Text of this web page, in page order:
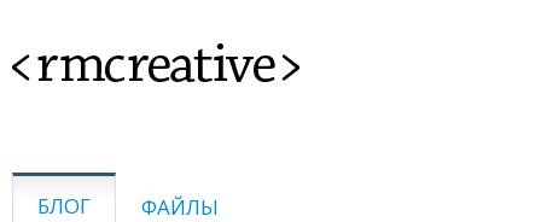
<rmcreative>
БЛОГ ФАЙЛЫ